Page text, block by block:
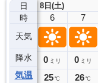
日
時
天気
降水
気温
8日(土)
5
0ミリ
25℃
6
0 ミリ
25℃
7
0 ミリ
26℃